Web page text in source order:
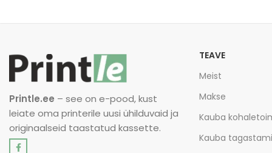
Printle.ee – see on e-pood, kust
leiate oma printerile uusi ühilduvaid ja
originaalseid taastatud kassette.
TEAVE
Meist
Makse
Kauba
Kauba